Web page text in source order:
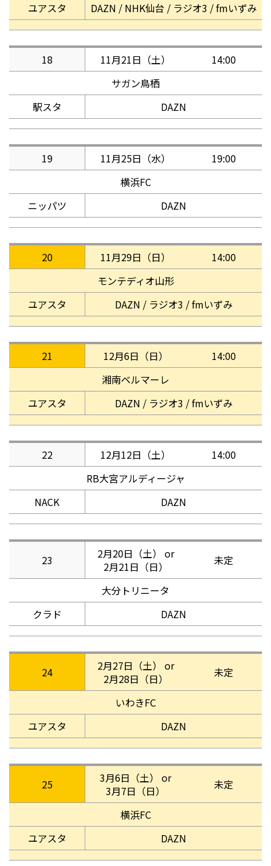
ユアスタ
DAZN / NHK仙台 / ラジオ3 / fmいずみ
18 11月21日（土）
14:00
サガン鳥栖
駅スタ
DAZN
19 11月25日（水）
19:00
横浜FC
ニッパツ
DAZN
20 11月29日（日）
14:00
モンテディオ山形
ユアスタ
DAZN / ラジオ3 / fmいずみ
21 12月6日（日）
14:00
湘南ベルマーレ
ユアスタ
DAZN / ラジオ3 / fmいずみ
22 12月12日（土）
14:00
RB大宮アルディージャ
NACK
DAZN
23
2月20日（土） or
2月21日（日）
未定
大分トリニータ
クラド
DAZN
24
2月27日（土） or
2月28日（日）
未定
いわきFC
ユアスタ
DAZN
25
3月6日（土） or
3月7日（日）
未定
横浜FC
ユアスタ
DAZN